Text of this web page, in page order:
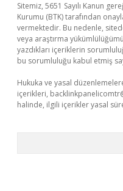
Sitemiz, 5651 Sayılı Kanun
Kurumu (BTK) tarafından
vermektedir. Bu nedenle,
veya araştırma
yazdıkları içeriklerin
bu sorumluluğu kabul etmiş
Hukuka ve yasal
içerikleri,
halinde, ilgili içerikler yasal